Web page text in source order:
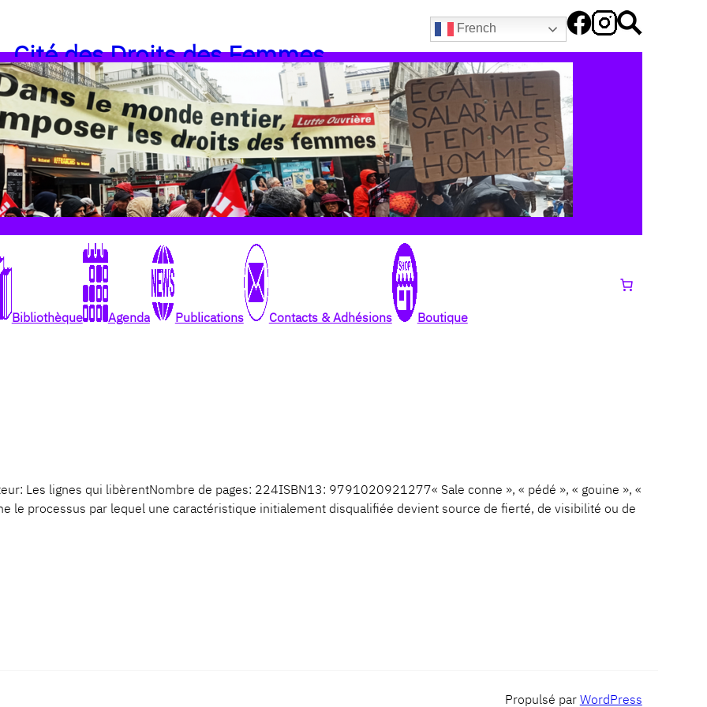
French
Cité des Droits des Femmes
Bibliothèque Agenda Publications Contacts & Adhésions Boutique
Les lignes qui libèrentNombre de pages: 224ISBN13: 9791020921277« Sale conne », « pédé », « gouine », «
le processus par lequel une caractéristique initialement disqualifiée devient source de fierté, de visibilité ou de
Propulsé par WordPress